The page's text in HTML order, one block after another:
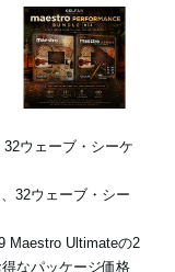
ウェーブ・シーケ
32ウェーブ・シー
Maestro Ultimateの2
なパッケージ価格